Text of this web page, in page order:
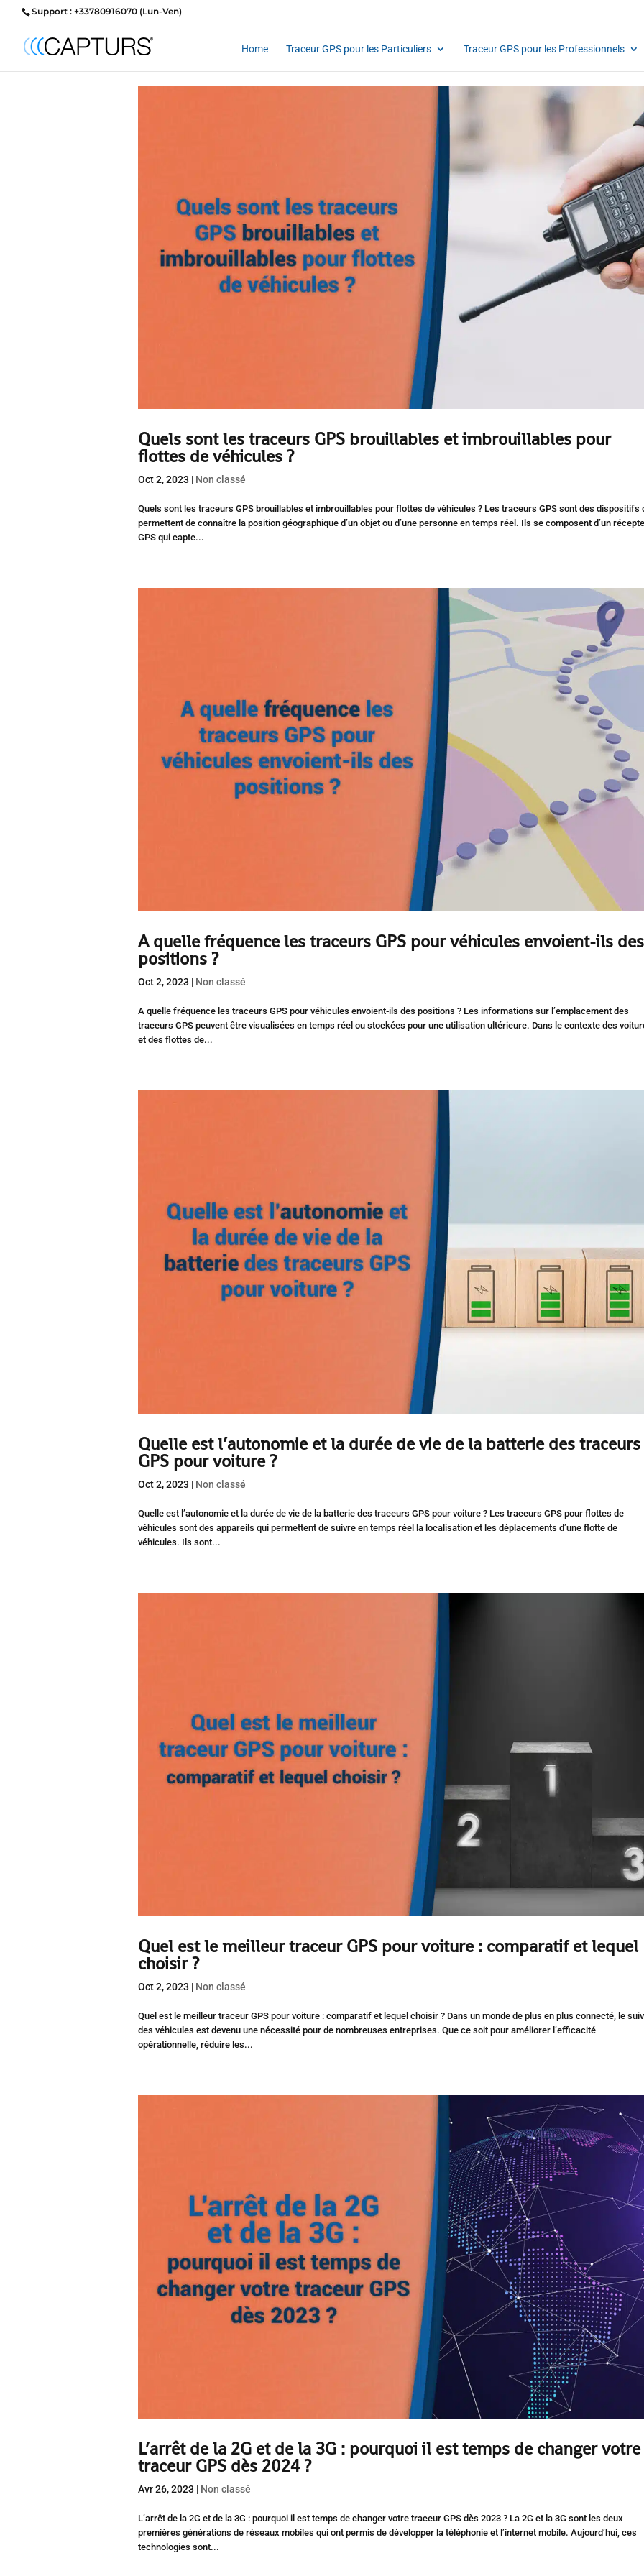
Support : +33780916070 (Lun-Ven)
Home Traceur GPS pour les Particuliers Traceur GPS pour les Professionnels
Quels sont les traceurs GPS brouillables et imbrouillables pour
flottes de véhicules ?
Oct 2, 2023 | Non classé
Quels sont les traceurs GPS brouillables et imbrouillables pour flottes de véhicules ? Les traceurs GPS sont des dispositifs
permettent de connaître la position géographique d’un objet ou d’une personne en temps réel. Ils se composent d’un
GPS qui capte...
A quelle fréquence les traceurs GPS pour véhicules envoient-ils des
positions ?
Oct 2, 2023 | Non classé
A quelle fréquence les traceurs GPS pour véhicules envoient-ils des positions ? Les informations sur l’emplacement des
traceurs GPS peuvent être visualisées en temps réel ou stockées pour une utilisation ultérieure. Dans le contexte des
et des flottes de...
Quelle est l’autonomie et la durée de vie de la batterie des traceurs
GPS pour voiture ?
Oct 2, 2023 | Non classé
Quelle est l’autonomie et la durée de vie de la batterie des traceurs GPS pour voiture ? Les traceurs GPS pour flottes de
véhicules sont des appareils qui permettent de suivre en temps réel la localisation et les déplacements d’une flotte de
véhicules. Ils sont...
Quel est le meilleur traceur GPS pour voiture : comparatif et lequel
choisir ?
Oct 2, 2023 | Non classé
Quel est le meilleur traceur GPS pour voiture : comparatif et lequel choisir ? Dans un monde de plus en plus connecté, le
des véhicules est devenu une nécessité pour de nombreuses entreprises. Que ce soit pour améliorer l’efficacité
opérationnelle, réduire les...
L’arrêt de la 2G et de la 3G : pourquoi il est temps de changer votre
traceur GPS dès 2024 ?
Avr 26, 2023 | Non classé
L’arrêt de la 2G et de la 3G : pourquoi il est temps de changer votre traceur GPS dès 2023 ? La 2G et la 3G sont les deux
premières générations de réseaux mobiles qui ont permis de développer la téléphonie et l’internet mobile. Aujourd’hui, ces
technologies sont...